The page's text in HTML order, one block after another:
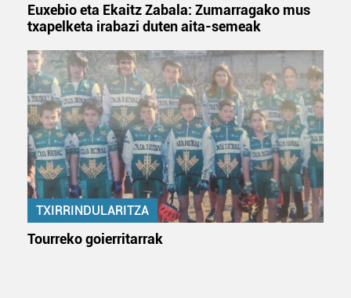
Euxebio eta Ekaitz Zabala: Zumarragako mus
txapelketa irabazi duten aita-semeak
TXIRRINDULARITZA
Tourreko goierritarrak